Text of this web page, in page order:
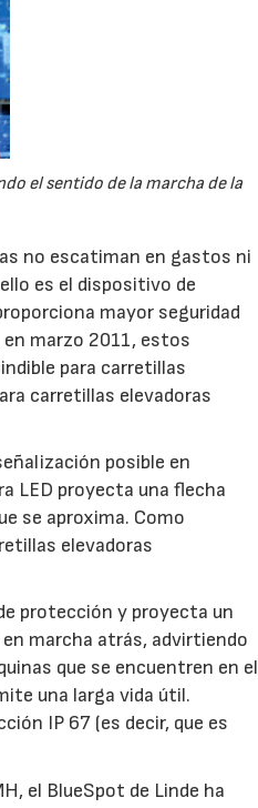
el sentido de la marcha de la
no escatiman en gastos ni
es el dispositivo de
mayor seguridad
marzo 2011, estos
para carretillas
carretillas elevadoras
posible en
LED proyecta una flecha
se aproxima. Como
elevadoras
protección y proyecta un
marcha atrás, advirtiendo
que se encuentren en el
una larga vida útil.
IP 67 (es decir, que es
el BlueSpot de Linde ha